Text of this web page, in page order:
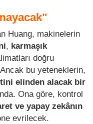
Huang, makinelerin
, karmaşık
doğru
bu yeteneklerin,
elinden alacak bir
Ona göre, kontrol
ve yapay zekânın
evrilecek.